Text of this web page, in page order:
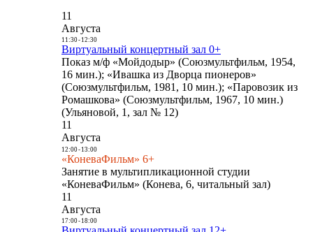
11
Августа
11:30- 12:30
Виртуальный концертный зал 0+
Показ м/ф «Мойдодыр» (Союзмультфильм, 1954,
16 мин.); «Ивашка из Дворца пионеров»
(Союзмультфильм, 1981, 10 мин.); «Паровозик из
Ромашкова» (Союзмультфильм, 1967, 10 мин.)
(Ульяновой, 1, зал № 12)
11
Августа
12:00- 13:00
«КоневаФильм» 6+
Занятие в мультипликационной студии
«КоневаФильм» (Конева, 6, читальный зал)
11
Августа
17:00- 18:00